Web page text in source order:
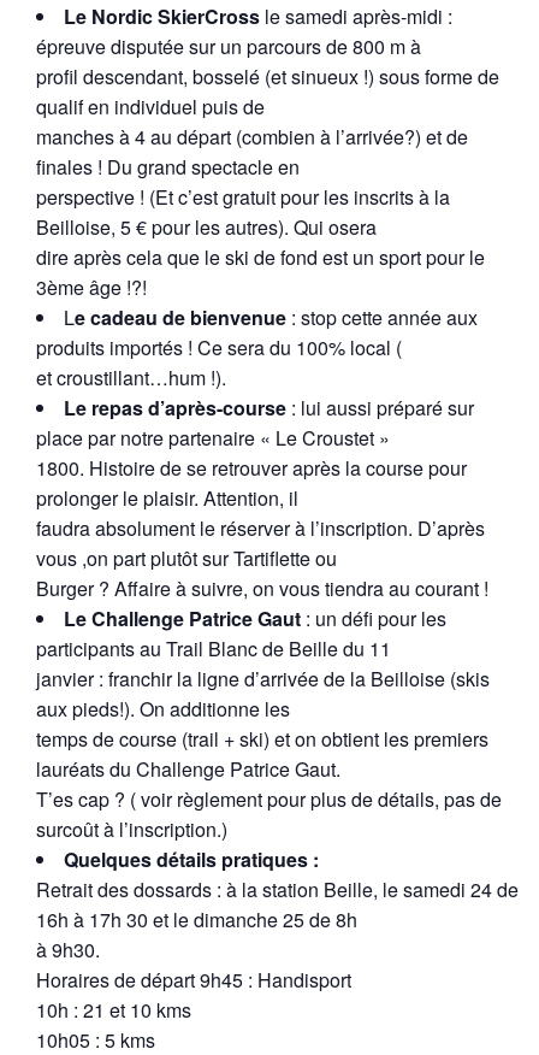
Le Nordic SkierCross le samedi après-midi :
épreuve disputée sur un parcours de 800 m à
profil descendant, bosselé (et sinueux !) sous forme de
qualif en individuel puis de
manches à 4 au départ (combien à l’arrivée?) et de
finales ! Du grand spectacle en
perspective ! (Et c’est gratuit pour les inscrits à la
Beilloise, 5 € pour les autres). Qui osera
dire après cela que le ski de fond est un sport pour le
3ème âge !?!
Le cadeau de bienvenue : stop cette année aux
produits importés ! Ce sera du 100% local (
et croustillant…hum !).
Le repas d’après-course : lui aussi préparé sur
place par notre partenaire « Le Croustet »
1800. Histoire de se retrouver après la course pour
prolonger le plaisir. Attention, il
faudra absolument le réserver à l’inscription. D’après
vous ,on part plutôt sur Tartiflette ou
Burger ? Affaire à suivre, on vous tiendra au courant !
Le Challenge Patrice Gaut : un défi pour les
participants au Trail Blanc de Beille du 11
janvier : franchir la ligne d’arrivée de la Beilloise (skis
aux pieds!). On additionne les
temps de course (trail + ski) et on obtient les premiers
lauréats du Challenge Patrice Gaut.
T’es cap ? ( voir règlement pour plus de détails, pas de
surcoût à l’inscription.)
Quelques détails pratiques :
Retrait des dossards : à la station Beille, le samedi 24 de
16h à 17h 30 et le dimanche 25 de 8h
à 9h30.
Horaires de départ 9h45 : Handisport
10h : 21 et 10 kms
10h05 : 5 kms